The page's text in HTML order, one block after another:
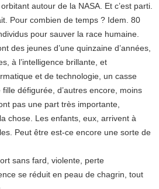
autour de la NASA. Et c’est parti.
Pour combien de temps ? Idem. 80
pour sauver la race humaine.
des jeunes d’une quinzaine d’années,
à l’intelligence brillante, et
et de technologie, un casse
défigurée, d’autres encore, moins
pas une part très importante,
chose. Les enfants, eux, arrivent à
Peut être est-ce encore une sorte de
sans fard, violente, perte
se réduit en peau de chagrin, tout